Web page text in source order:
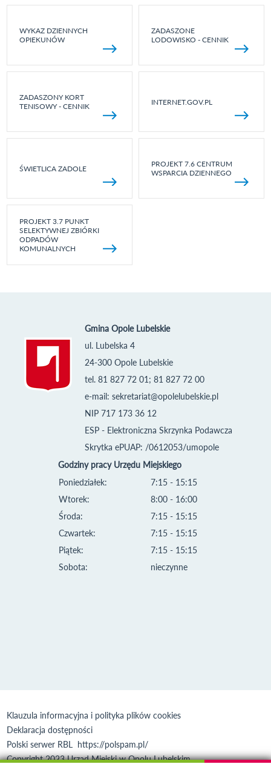
WYKAZ DZIENNYCH
OPIEKUNÓW
ZADASZONE
LODOWISKO - CENNIK
ZADASZONY KORT
TENISOWY - CENNIK
INTERNET.GOV.PL
ŚWIETLICA ZADOLE
PROJEKT 7.6 CENTRUM
WSPARCIA DZIENNEGO
PROJEKT 3.7 PUNKT
SELEKTYWNEJ ZBIÓRKI
ODPADÓW
KOMUNALNYCH
Gmina Opole Lubelskie
ul. Lubelska 4
24-300 Opole Lubelskie
tel. 81 827 72 01; 81 827 72 00
e-mail: sekretariat@opolelubelskie.pl
NIP 717 173 36 12
ESP - Elektroniczna Skrzynka Podawcza
Skrytka ePUAP: /0612053/umopole
Godziny pracy Urzędu Miejskiego
Poniedziałek:
Wtorek:
Środa:
Czwartek:
Piątek:
Sobota:
7:15 - 15:15
8:00 - 16:00
7:15 - 15:15
7:15 - 15:15
7:15 - 15:15
nieczynne
Klauzula informacyjna i polityka plików cookies
Deklaracja dostępności
Polski serwer RBL https://polspam.pl/
Copyright 2023 Urząd Miejski w Opolu Lubelskim